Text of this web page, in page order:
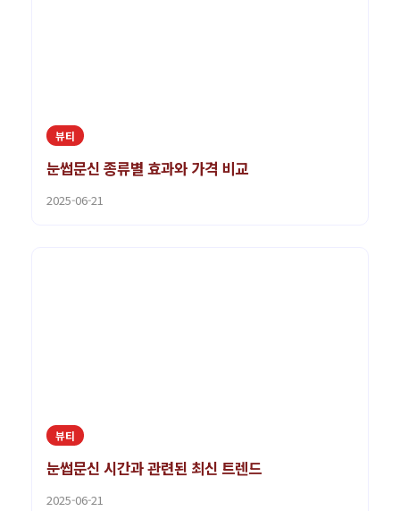
뷰티
눈썹문신 종류별 효과와 가격 비교
2025-06-21
뷰티
눈썹문신 시간과 관련된 최신 트렌드
2025-06-21